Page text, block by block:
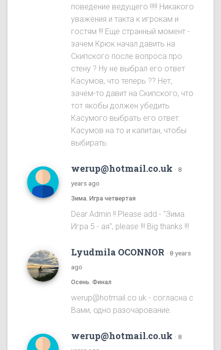
поведение ведущего !!!!! Никакого
уважения и такта к игрокам и
гостям !!! Еще странный момент -
зачем Крюк начал давить на
Скипского после вопроса про
стену ? Ну не выбрал его ответ
Касумов, что теперь ?? Нет,
зачем-то давит на Скипского, что
тот якобы должен убедить
Касумого выбрать его ответ.
Касумов на то и капитан, чтобы
выбирать.
werup@hotmail.co.uk · 8
years ago
Зима. Игра четвертая
Dear Admin !! Please add - "Зима.
Игра 5 - ая", please !!! Big thanks !!!
Lyudmila OCONNOR · 8 years
ago
Осень. Финал
werup@hotmail.co.uk - согласна с
Вами, одно разочарование.
werup@hotmail.co.uk · 8